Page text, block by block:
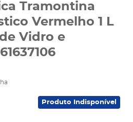
Tramontina
Vermelho 1 L
Vidro e
Produto Indisponível